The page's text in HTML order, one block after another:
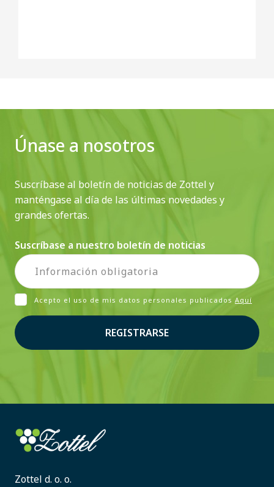
Únase a nosotros
Suscríbase al boletín de noticias de Zottel y
manténgase al día de las últimas novedades y
grandes ofertas.
Suscríbase a nuestro boletín de noticias
Acepto el uso de mis datos personales publicados Aquí
REGISTRARSE
Zottel d. o. o.